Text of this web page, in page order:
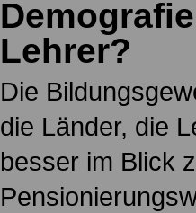
Lehrer?
Die
die Länder, die
besser im Blick